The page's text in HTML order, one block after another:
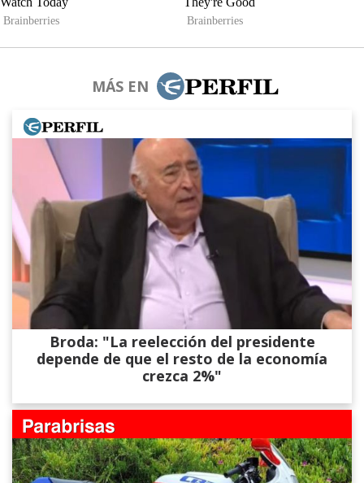
MÁS EN
Broda: "La reelección del presidente
depende de que el resto de la economía
crezca 2%"